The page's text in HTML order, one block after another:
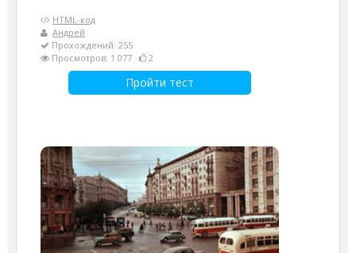
HTML-код
Андрей
Прохождений: 255
Просмотров: 1 077
2
Пройти тест